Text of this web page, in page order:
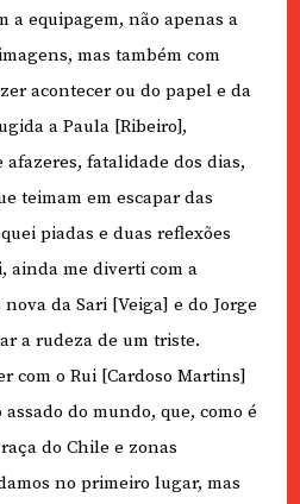
a equipagem, não apenas a
mas também com
acontecer ou do papel e da
a Paula [Ribeiro],
fatalidade dos dias,
teimam em escapar das
piadas e duas reflexões
ainda me diverti com a
da Sari [Veiga] e do Jorge
a rudeza de um triste.
com o Rui [Cardoso Martins]
do mundo, que, como é
do Chile e zonas
no primeiro lugar, mas